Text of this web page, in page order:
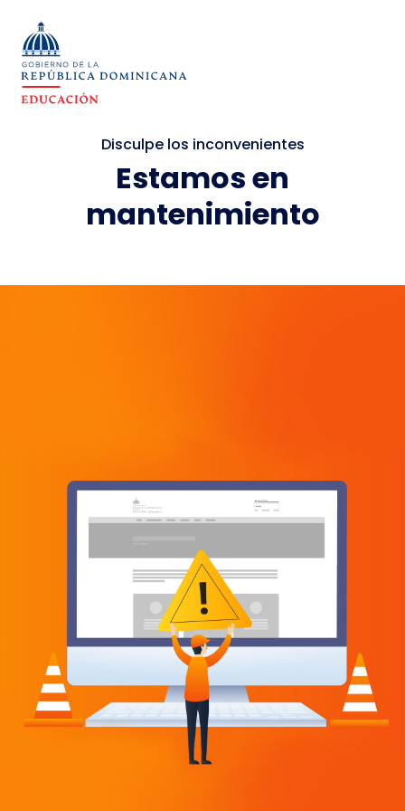
Disculpe los inconvenientes
Estamos en
mantenimiento